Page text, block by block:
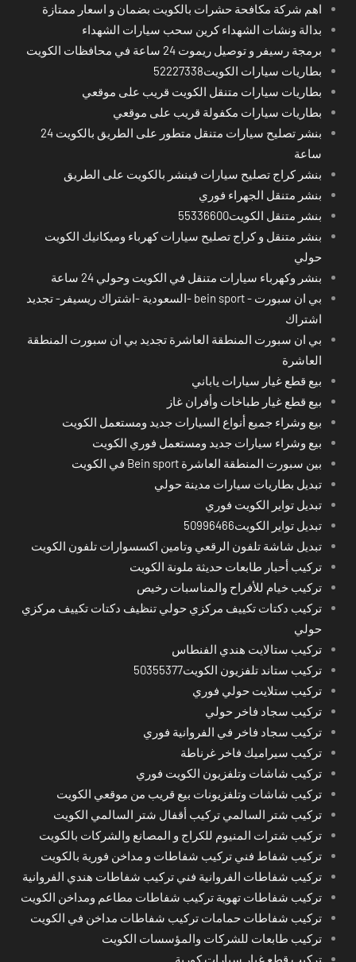
اهم شركة مكافحة حشرات بالكويت بضمان و اسعار ممتازة
بدالة ونشات الشهداء كرين سحب سيارات الشهداء
برمجة رسيفر و توصيل ريموت 24 ساعة في محافظات الكويت
بطاريات سيارات الكويت52227338
بطاريات سيارات متنقل الكويت قريب على موقعي
بطاريات سيارات مكفولة قريب على موقعي
بنشر تصليح سيارات متنقل متطور على الطريق بالكويت 24
ساعة
بنشر كراج تصليح سيارات فينشر بالكويت على الطريق
بنشر متنقل الجهراء فوري
بنشر متنقل الكويت55336600
بنشر متنقل و كراج تصليح سيارات كهرباء وميكانيك الكويت
حولي
بنشر وكهرباء سيارات متنقل في الكويت وحولي 24 ساعة
بي ان سبورت - bein sport -السعودية -اشتراك ريسيفر- تجديد
اشتراك
بي ان سبورت المنطقة العاشرة تجديد بي ان سبورت المنطقة
العاشرة
بيع قطع غيار سيارات ياباني
بيع قطع غيار طباخات وأفران غاز
بيع وشراء جميع أنواع السيارات جديد ومستعمل الكويت
بيع وشراء سيارات جديد ومستعمل فوري الكويت
بين سبورت المنطقة العاشرة Bein sport في الكويت
تبديل بطاريات سيارات مدينة حولي
تبديل تواير الكويت فوري
تبديل تواير الكويت50996466
تبديل شاشة تلفون الرقعي وتامين اكسسوارات تلفون الكويت
تركيب أحبار طابعات حديثة ملونة الكويت
تركيب خيام للأفراح والمناسبات رخيص
تركيب دكتات تكييف مركزي حولي تنظيف دكتات تكييف مركزي
حولي
تركيب ستالايت هندي الفنطاس
تركيب ستاند تلفزيون الكويت50355377
تركيب ستلايت حولي فوري
تركيب سجاد فاخر حولي
تركيب سجاد فاخر في الفروانية فوري
تركيب سيراميك فاخر غرناطة
تركيب شاشات وتلفزيون الكويت فوري
تركيب شاشات وتلفزيونات بيع قريب من موقعي الكويت
تركيب شتر السالمي تركيب أقفال شتر السالمي الكويت
تركيب شترات المنيوم للكراج و المصانع والشركات بالكويت
تركيب شفاط فني تركيب شفاطات و مداخن فورية بالكويت
تركيب شفاطات الفروانية فني تركيب شفاطات هندي الفروانية
تركيب شفاطات تهوية تركيب شفاطات مطاعم ومداخن الكويت
تركيب شفاطات حمامات تركيب شفاطات مداخن في الكويت
تركيب طابعات للشركات والمؤسسات الكويت
تركيب قطع غيار سيارات كورية